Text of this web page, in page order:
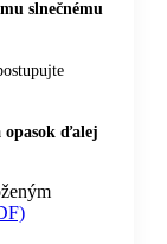
slnečnému
opasok ďalej